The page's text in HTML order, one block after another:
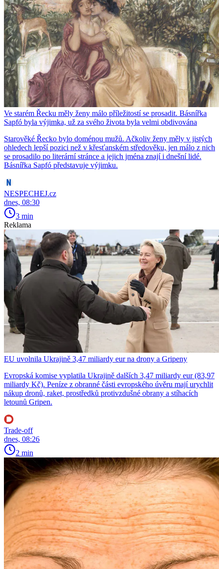
Ve starém Řecku měly ženy málo příležitostí se prosadit. Básnířka
Sapfó byla výjimka, už za svého života byla velmi obdivována
Starověké Řecko bylo doménou mužů. Ačkoliv ženy měly v jistých
ohledech lepší pozici než v křesťanském středověku, jen málo z nich
se prosadilo po literární stránce a jejich jména znají i dnešní lidé.
Básnířka Sapfó představuje výjimku.
NESPECHEJ.cz
dnes, 08:30
3 min
Reklama
EU uvolnila Ukrajině 3,47 miliardy eur na drony a Gripeny
Evropská komise vyplatila Ukrajině dalších 3,47 miliardy eur (83,97
miliardy Kč). Peníze z obranné části evropského úvěru mají urychlit
nákup dronů, raket, prostředků protivzdušné obrany a stíhacích
letounů Gripen.
Trade-off
dnes, 08:26
2 min